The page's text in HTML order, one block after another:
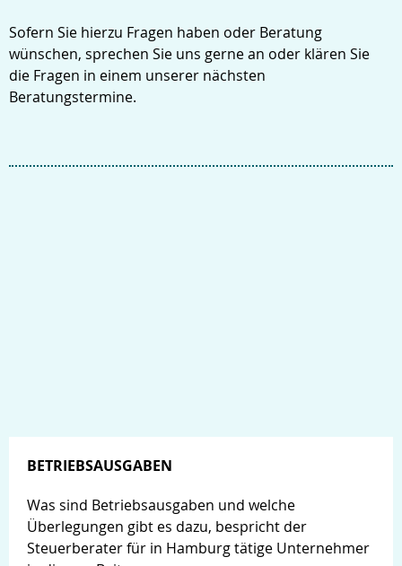
Sofern Sie hierzu Fragen haben oder Beratung
wünschen, sprechen Sie uns gerne an oder klären Sie
die Fragen in einem unserer nächsten
Beratungstermine.
BETRIEBSAUSGABEN
Was sind Betriebsausgaben und welche
Überlegungen gibt es dazu, bespricht der
Steuerberater für in Hamburg tätige Unternehmer